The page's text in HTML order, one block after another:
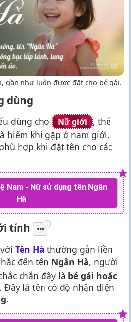
gần như luôn được đặt cho bé gái.
dùng
dùng cho Nữ giới , thể
hiếm khi gặp ở nam giới.
hợp khi đặt tên cho các
Nam - Nữ sử dụng tên Ngân
Hà
tính
Tên Hà thường gắn liền
đến tên Ngân Hà, người
chắn đây là bé gái hoặc
. Đây là tên có độ nhận diện
.